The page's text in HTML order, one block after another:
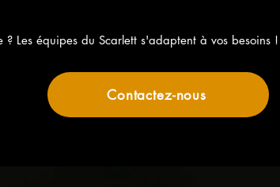
? Les équipes du Scarlett s'adaptent à vos besoins
Contactez-nous